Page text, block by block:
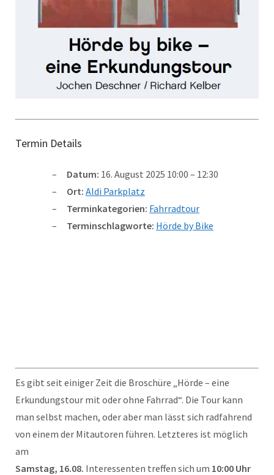
Termin Details
Datum: 16. August 2025 10:00 – 12:30
Ort: Aldi Parkplatz
Terminkategorien: Fahrradtour
Terminschlagworte: Hörde by Bike
Es gibt seit einiger Zeit die Broschüre „Hörde – eine
Erkundungstour mit oder ohne Fahrrad“. Die Tour kann
man selbst machen, oder aber man lässt sich radfahrend
von einem der Mitautoren führen. Letzteres ist möglich
am
Samstag, 16.08. Interessenten treffen sich um 10:00 Uhr